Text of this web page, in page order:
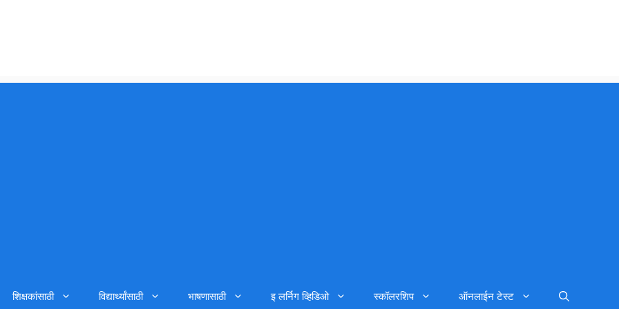
शिक्षकांसाठी विद्यार्थ्यांसाठी भाषणासाठी इ लर्निग व्हिडिओ स्कॉलरशिप ऑनलाईन टेस्ट